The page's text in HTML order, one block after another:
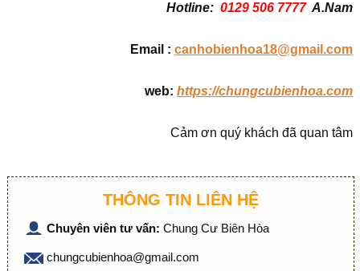
Hotline: 0129 506 7777 A.Nam
Email :canhobienhoa18@gmail.com
web:https://chungcubienhoa.com
Cảm ơn quý khách đã quan tâm
THÔNG TIN LIÊN HỆ
Chuyên viên tư vấn: Chung Cư Biên Hòa
chungcubienhoa@gmail.com